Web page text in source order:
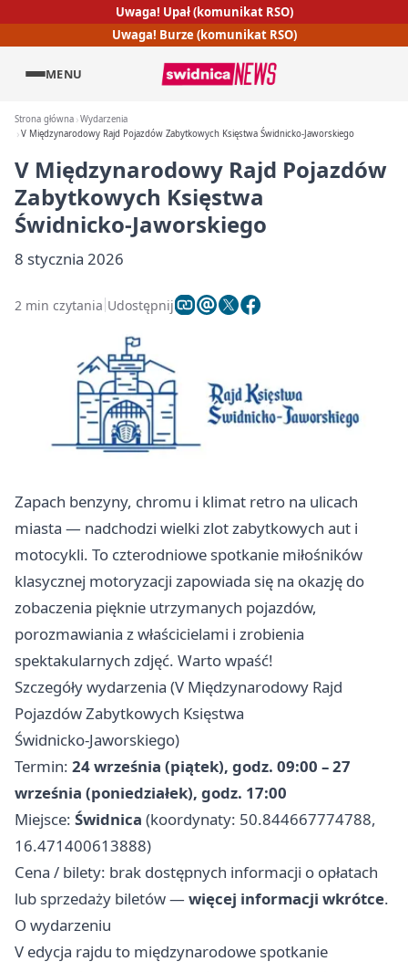
Uwaga! Upał (komunikat RSO)
Uwaga! Burze (komunikat RSO)
MENU
Strona główna Wydarzenia
V Międzynarodowy Rajd Pojazdów Zabytkowych Księstwa Świdnicko‑Jaworskiego
V Międzynarodowy Rajd Pojazdów
Zabytkowych Księstwa
Świdnicko‑Jaworskiego
8 stycznia 2026
2 min czytania Udostępnij
Zapach benzyny, chromu i klimat retro na ulicach
miasta — nadchodzi wielki zlot zabytkowych aut i
motocykli. To czterodniowe spotkanie miłośników
klasycznej motoryzacji zapowiada się na okazję do
zobaczenia pięknie utrzymanych pojazdów,
porozmawiania z właścicielami i zrobienia
spektakularnych zdjęć. Warto wpaść!
Szczegóły wydarzenia (V Międzynarodowy Rajd
Pojazdów Zabytkowych Księstwa
Świdnicko‑Jaworskiego)
Termin: 24 września (piątek), godz. 09:00 – 27
września (poniedziałek), godz. 17:00
Miejsce: Świdnica (koordynaty: 50.844667774788,
16.471400613888)
Cena / bilety: brak dostępnych informacji o opłatach
lub sprzedaży biletów — więcej informacji wkrótce.
O wydarzeniu
V edycja rajdu to międzynarodowe spotkanie